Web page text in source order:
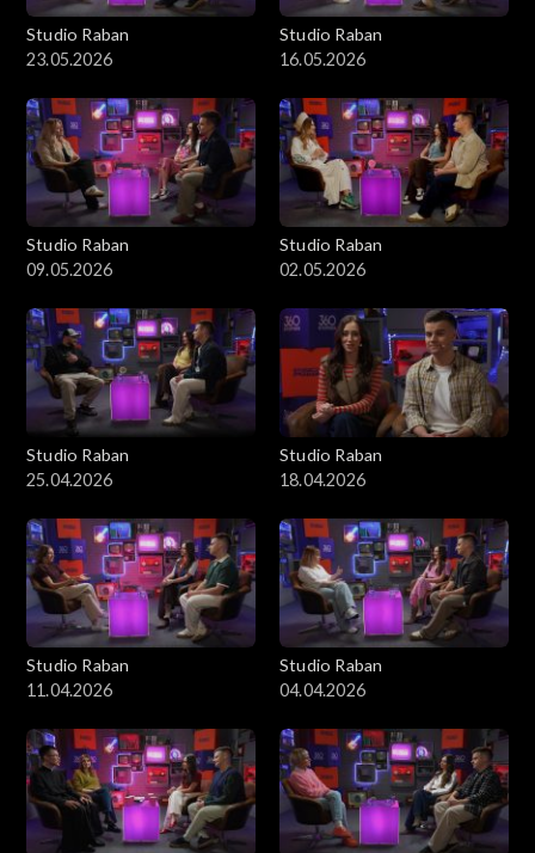
Studio Raban
23.05.2026
Studio Raban
16.05.2026
Studio Raban
09.05.2026
Studio Raban
02.05.2026
Studio Raban
25.04.2026
Studio Raban
18.04.2026
Studio Raban
11.04.2026
Studio Raban
04.04.2026